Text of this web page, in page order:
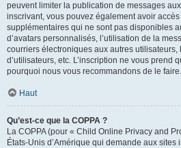
peuvent limiter la publication de messages
inscrivant, vous pouvez également avoir
supplémentaires qui ne sont pas disponibles
d’avatars personnalisés, l’utilisation de la
courriers électroniques aux autres utilisateurs,
d’utilisateurs, etc. L’inscription ne vous prend
pourquoi nous vous recommandons de le faire.
Haut
Qu’est-ce que la COPPA ?
La COPPA (pour « Child Online Privacy and
États-Unis d’Amérique qui demande aux sites